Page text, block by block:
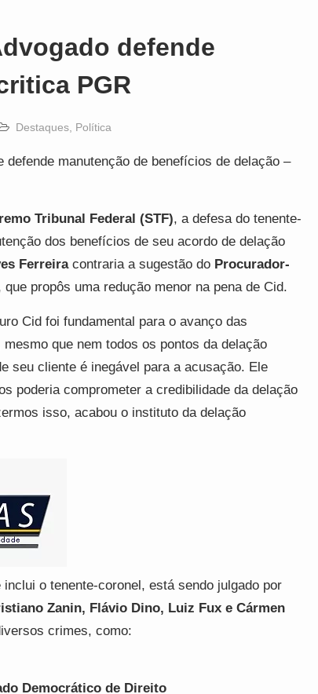
defende
PGR
Destaques Política
manutenção de benefícios de delação –
Tribunal Federal (STF), a defesa do tenente-
dos benefícios de seu acordo de delação
Ferreiracontraria a sugestão do Procurador-
que propôs uma redução menor na pena de Cid.
Cid foi fundamental para o avanço das
que nem todos os pontos da delação
seu cliente é inegável para a acusação. Ele
poderia comprometer a credibilidade da delação
isso, acabou o instituto da delação
o tenente-coronel, está sendo julgado por
Zanin, Flávio Dino, Luiz Fux e Cármen
crimes, como:
Democrático de Direito